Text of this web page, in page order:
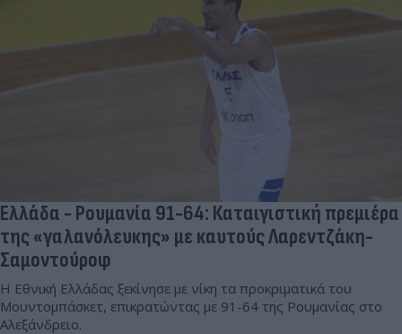
Ελλάδα - Ρουμανία 91-64: Καταιγιστική πρεμιέρα
της «γαλανόλευκης» με καυτούς Λαρεντζάκη-
Σαμοντούροφ
Η Εθνική Ελλάδας ξεκίνησε με νίκη τα προκριματικά του
Μουντομπάσκετ, επικρατώντας με 91-64 της Ρουμανίας στο
Αλεξάνδρειο.